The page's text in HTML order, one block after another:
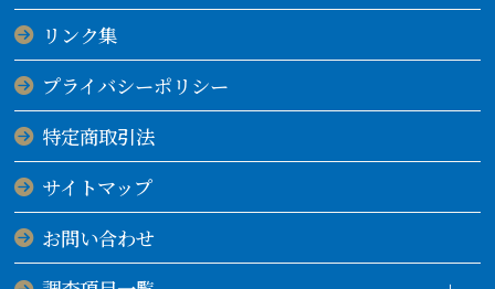
リンク集
プライバシーポリシー
特定商取引法
サイトマップ
お問い合わせ